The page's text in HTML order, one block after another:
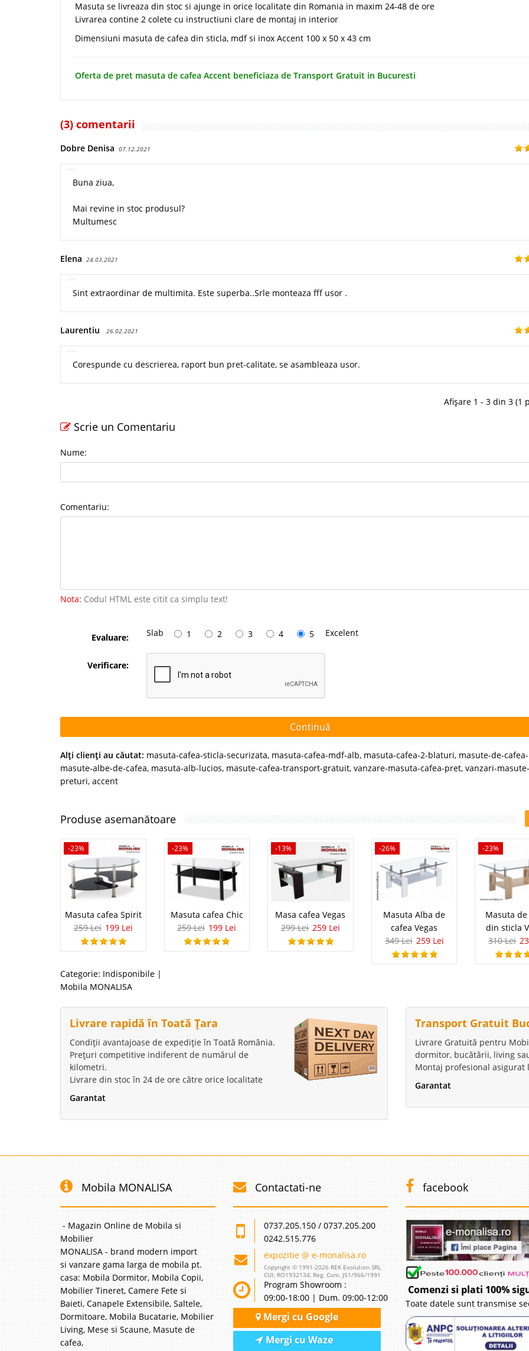
Masuta se livreaza din stoc si ajunge in orice localitate din Romania in maxim 24-48 de ore
Livrarea contine 2 colete cu instructiuni clare de montaj in interior
Dimensiuni masuta de cafea din sticla, mdf si inox Accent 100 x 50 x 43 cm
Oferta de pret masuta de cafea Accent beneficiaza de Transport Gratuit in Bucuresti
(3) comentarii
Dobre Denisa 07.12.2021
Buna ziua,
Mai revine in stoc produsul?
Multumesc
Elena 24.03.2021
Sint extraordinar de multimita. Este superba..Srle monteaza fff usor .
Laurentiu 26.02.2021
Corespunde cu descrierea, raport bun pret-calitate, se asambleaza usor.
Afișare 1 - 3 din 3 (1
Scrie un Comentariu
Nume:
Comentariu:
Nota: Codul HTML este citit ca simplu text!
Evaluare: Slab 1 2 3 4 5 Excelent
Verificare:
Continuă
Alţi clienţi au căutat: masuta-cafea-sticla-securizata, masuta-cafea-mdf-alb, masuta-cafea-2-blaturi, masute-de-
masute-albe-de-cafea, masuta-alb-lucios, masute-cafea-transport-gratuit, vanzare-masuta-cafea-pret, vanzari-
preturi, accent
Produse asemanătoare
-23%
Masuta cafea Spirit
259 Lei 199 Lei
-23%
Masuta cafea Chic
259 Lei 199 Lei
-13%
Masa cafea Vegas
299 Lei 259 Lei
-26%
Masuta Alba de
cafea Vegas
349 Lei 259 Lei
-23%
Masuta de
din sticla
310 Lei
Categorie: Indisponibile |
Mobila MONALISA
Livrare rapidă în Toată Țara
Condiții avantajoase de expediție în Toată România.
Prețuri competitive indiferent de numărul de
kilometri.
Livrare din stoc în 24 de ore către orice localitate
Garantat
Transport Gratuit
Livrare Gratuită pentru
dormitor, bucătării, living
Montaj profesional asigurat
Garantat
Mobila MONALISA
- Magazin Online de Mobila si
Mobilier
MONALISA - brand modern import
si vanzare gama larga de mobila pt.
casa: Mobila Dormitor, Mobila Copii,
Mobilier Tineret, Camere Fete si
Baieti, Canapele Extensibile, Saltele,
Dormitoare, Mobila Bucatarie, Mobilier
Living, Mese si Scaune, Masute de
cafea,
Contactati-ne
0737.205.150 / 0737.205.200
0242.515.776
expozitie @ e-monalisa.ro
Copyright © 1991-2026 REK Evolution SRL
CUI: RO1932134, Reg. Com. J51/966/1991
Program Showroom :
09:00-18:00 | Dum. 09:00-12:00
Mergi cu Google
Mergi cu Waze
facebook
Comenzi si plati 100%
Toate datele sunt transmise